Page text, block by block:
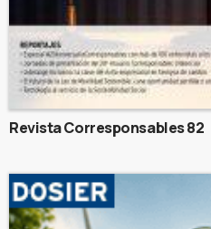
Revista Corresponsables 82